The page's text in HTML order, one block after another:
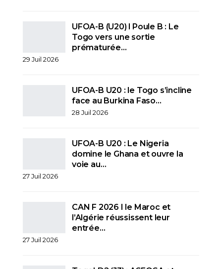
UFOA-B (U20) l Poule B : Le
Togo vers une sortie
prématurée…
29 Juil 2026
UFOA-B U20 : le Togo s’incline
face au Burkina Faso…
28 Juil 2026
UFOA-B U20 : Le Nigeria
domine le Ghana et ouvre la
voie au…
27 Juil 2026
CAN F 2026 I le Maroc et
l’Algérie réussissent leur
entrée…
27 Juil 2026